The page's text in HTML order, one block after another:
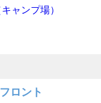
ャンプ場）
ロント